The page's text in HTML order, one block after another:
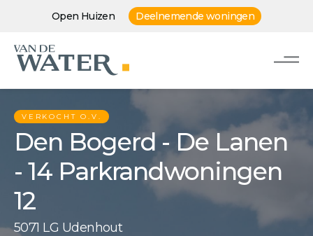
Open Huizen Deelnemende woningen
VERKOCHT O.V.
Den Bogerd - De Lanen
- 14 Parkrandwoningen
12
5071 LG Udenhout